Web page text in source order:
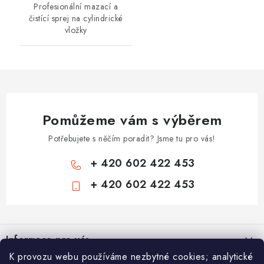
K provozu webu používáme nezbytné cookies; analytické
Profesionální mazací a
čistící sprej na cylindrické
vložky
Pomůžeme vám s výběrem
Potřebujete s něčím poradit? Jsme tu pro vás!
+ 420 602 422 453
+ 420 602 422 453
á
pInformace pro vás